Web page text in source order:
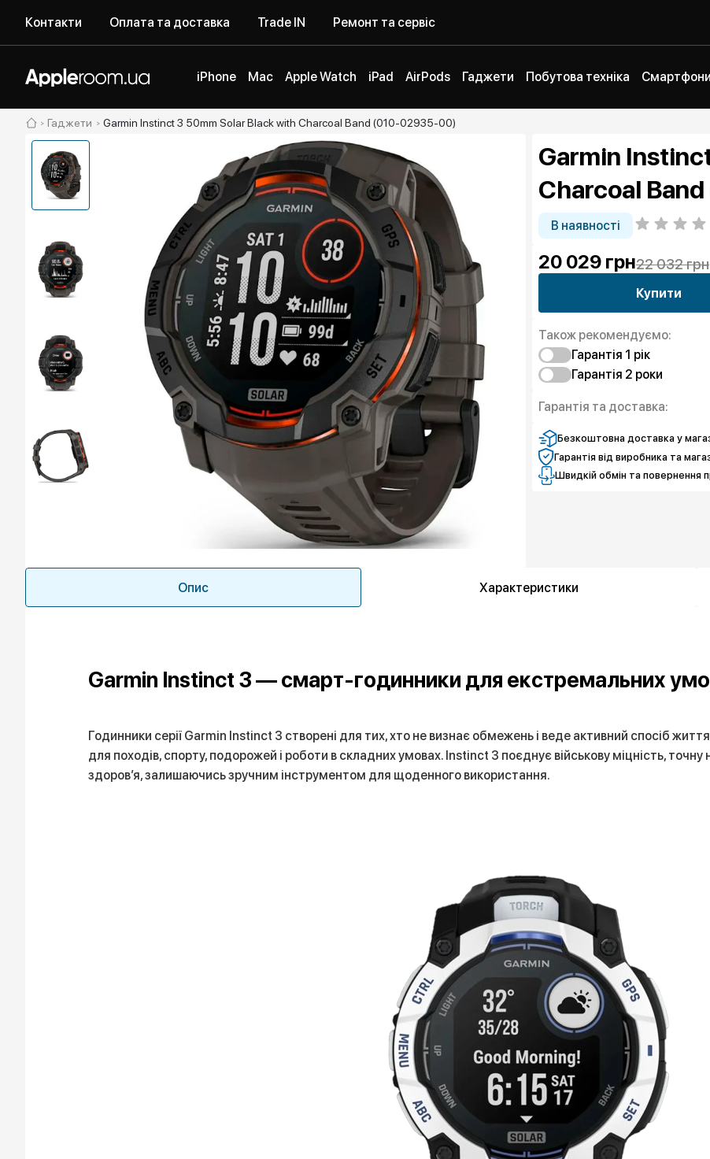
Контакти Оплата та доставка Trade IN Ремонт та сервіс
iPhone Mac Apple Watch iPad AirPods Гаджети Побутова техніка Смартфони
Гаджети Garmin Instinct 3 50mm Solar Black with Charcoal Band (010-02935-00)
Garmin
Charcoal
В наявності
20 029 грн22 032 грн
Купити
Також рекомендуємо:
Гарантія 1 рiк
Захист від браку
Гарантія 2 роки
Чистий спокій
Гарантія та доставка:
Безкоштовна доставка у
Гарантія від виробника та
Швидкій обмін та повернення
Опис Характеристики
Garmin Instinct 3 — смарт-годинники для екстремальних
Годинники серії Garmin Instinct 3 створені для тих, хто не визнає обмежень і веде активний спосіб
для походів, спорту, подорожей і роботи в складних умовах. Instinct 3 поєднує військову міцність, точну
здоров’я, залишаючись зручним інструментом для щоденного використання.